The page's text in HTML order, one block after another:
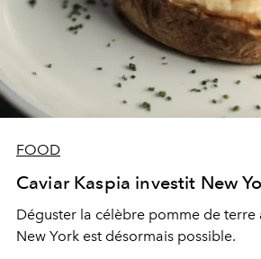
FOOD
Caviar Kaspia investit New
Déguster la célèbre pomme de terre
New York est désormais possible.